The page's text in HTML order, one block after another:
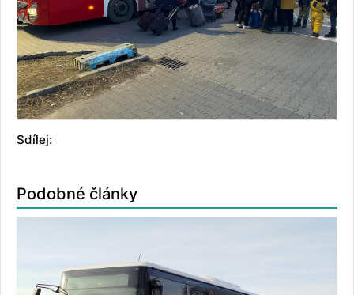
Sdílej:
Podobné články